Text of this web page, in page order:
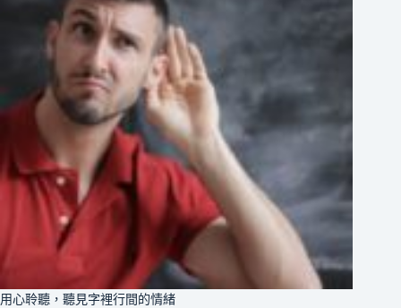
用心聆聽，聽見字裡行間的情緒